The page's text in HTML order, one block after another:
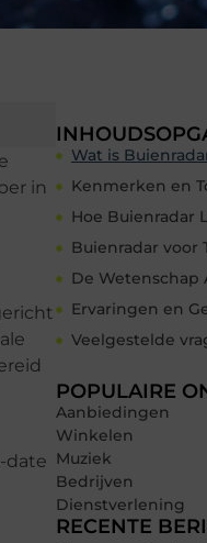
in
date
Wat is
Kenmerken en
Hoe Buienradar
Buienradar voor
De Wetenschap
Ervaringen en
Veelgestelde
POPULAIRE
Aanbiedingen
Winkelen
Muziek
Bedrijven
Dienstverlening
RECENTE